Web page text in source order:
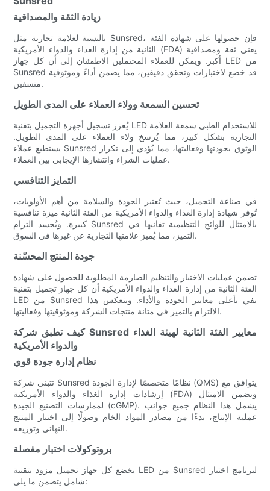
زيادة الثقة والمصداقية
بالنسبة لعلامة تجارية مثل Sunsred، فإن حصولها على شهادة الفئة
الثانية من إدارة الغذاء والدواء الأمريكية (FDA) يعني ثقة ومصداقية
أكبر. ويمكن للعملاء المحتملين الاطمئنان إلى أن كل جهاز LED من
Sunsred قد خضع لاختبارات وتحقق دقيقين، مما يضمن أداءً وموثوقية
متسقين.
تحسين السمعة وولاء العملاء على المدى الطويل
يُعزز تسجيل أجهزة التجميل بتقنية LED للاستخدام الطبي سمعة العلامة
التجارية بشكل كبير، مما يُرسخ ولاء العملاء على المدى الطويل.
يستطيع عملاء Sunsred الوثوق بجودتها وفعاليتها، مما يُؤدي إلى تكرار
عمليات الشراء وانتشارها الإيجابي بين العملاء.
التمايز التنافسي
في صناعة التجميل، حيث تُعتبر الجودة والسلامة من أهم الأولويات،
تُوفر شهادة إدارة الغذاء والدواء الأمريكية من الفئة الثانية ميزة تنافسية
كبيرة. ويُجسد التزام Sunsred بالامتثال للوائح التنظيمية تفانيها في
التميز، مما يُميز علامتها التجارية عن غيرها في السوق.
جودة المنتج المحسّنة
تضمن عمليات الاختبار والتنظيم الصارمة المطلوبة للحصول على شهادة
الفئة الثانية من إدارة الغذاء والدواء الأمريكية أن كل جهاز تجميل بتقنية
LED من Sunsred يفي بأعلى معايير الجودة والأداء. وينعكس هذا
الالتزام بالتميز في متانة منتجات الشركة وموثوقيتها وفعاليتها.
كيف تطبق شركة Sunsred معايير الفئة الثانية لهيئة الغذاء
والدواء الأمريكية
نظام إدارة جودة قوي
تتبنى شركة Sunsred نظامًا متخصصًا لإدارة الجودة (QMS) يتوافق مع
إرشادات إدارة الغذاء والدواء الأمريكية (FDA) ويضمن الامتثال
لممارسات التصنيع الجيدة (cGMP). يشمل هذا النظام جميع جوانب
عملية الإنتاج، بدءًا من مصادر المواد الخام وصولًا إلى اختبار المنتج
النهائي وتوزيعه.
بروتوكولات اختبار مفصلة
يخضع كل جهاز تجميل مزود بتقنية LED من Sunsred لبرنامج اختبار
شامل يتضمن ما يلي: